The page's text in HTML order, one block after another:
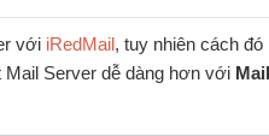
với iRedMail, tuy nhiên cách đó
Server dễ dàng hơn với